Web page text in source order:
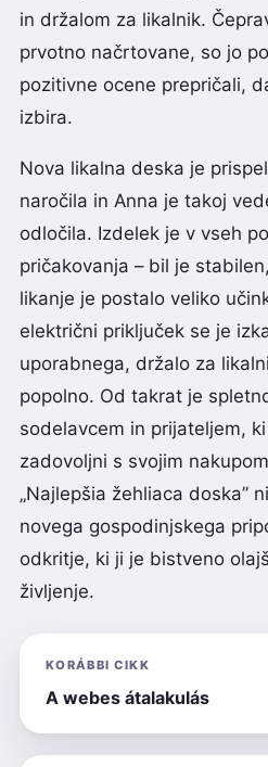
in držalom za likalnik.
prvotno načrtovane, so jo
pozitivne ocene prepričali,
izbira.
Nova likalna deska je
naročila in Anna je takoj
odločila. Izdelek je v vseh
pričakovanja – bil je
likanje je postalo veliko
električni priključek se je
uporabnega, držalo za
popolno. Od takrat je
sodelavcem in prijateljem,
zadovoljni s svojim
„Najlepšia žehliaca doska”
novega gospodinjskega
odkritje, ki ji je bistveno
življenje.
KORÁBBI CIKK
A webes átalakulás